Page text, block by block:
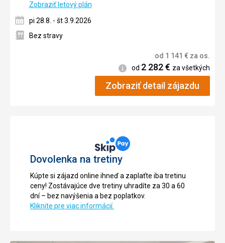
Zobraziť letový plán
pi 28.8. - št 3.9.2026
Bez stravy
od 1 141 € za os.
Informácie
od 2 282€ za všetkých
Zobraziť detail zájazdu
Dovolenka na tretiny
Kúpte si zájazd online ihneď a zaplaťte iba tretinu
ceny! Zostávajúce dve tretiny uhradíte za 30 a 60
dní – bez navýšenia a bez poplatkov.
Kliknite pre viac informácií.